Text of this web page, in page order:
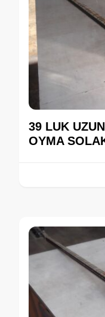
39 LUK
OYMA